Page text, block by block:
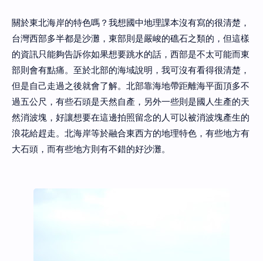
關於東北海岸的特色嗎？我想國中地理課本沒有寫的很清楚，
台灣西部多半都是沙灘，東部則是嚴峻的礁石之類的，但這樣
的資訊只能夠告訴你如果想要跳水的話，西部是不太可能而東
部則會有點痛。至於北部的海域說明，我可沒有看得很清楚，
但是自己走過之後就會了解。北部靠海地帶距離海平面頂多不
過五公尺，有些石頭是天然自產，另外一些則是國人生產的天
然消波塊，好讓想要在這邊拍照留念的人可以被消波塊產生的
浪花給趕走。北海岸等於融合東西方的地理特色，有些地方有
大石頭，而有些地方則有不錯的好沙灘。